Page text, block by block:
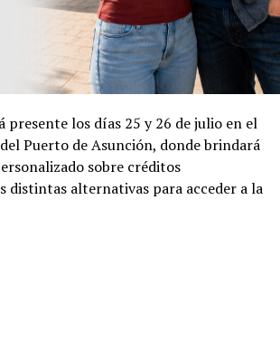
presente los días 25 y 26 de julio en el
Puerto de Asunción, donde brindará
sobre créditos
distintas alternativas para acceder a la